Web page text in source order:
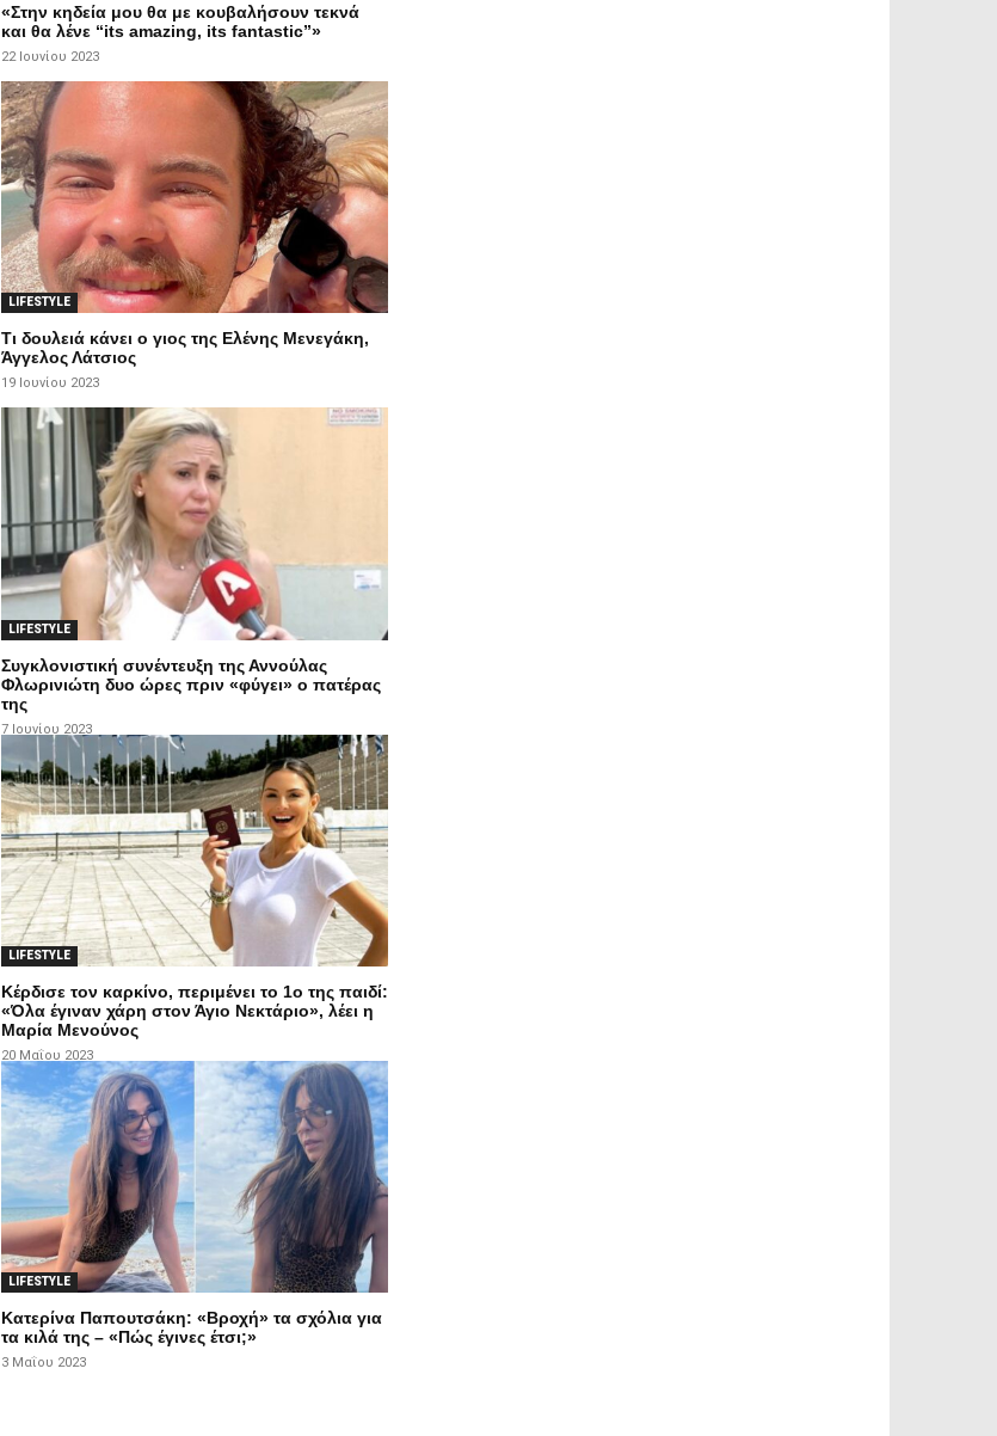
«Στην κηδεία μου θα με κουβαλήσουν τεκνά
και θα λένε “its amazing, its fantastic”»
22 Ιουνίου 2023
LIFESTYLE
Τι δουλειά κάνει ο γιος της Ελένης Μενεγάκη,
Άγγελος Λάτσιος
19 Ιουνίου 2023
LIFESTYLE
Συγκλονιστική συνέντευξη της Αννούλας
Φλωρινιώτη δυο ώρες πριν «φύγει» ο πατέρας
της
7 Ιουνίου 2023
LIFESTYLE
Κέρδισε τον καρκίνο, περιμένει το 1ο της παιδί:
«Όλα έγιναν χάρη στον Άγιο Νεκτάριο», λέει η
Μαρία Μενούνος
20 Μαΐου 2023
LIFESTYLE
Κατερίνα Παπουτσάκη: «Βροχή» τα σχόλια για
τα κιλά της – «Πώς έγινες έτσι;»
3 Μαΐου 2023